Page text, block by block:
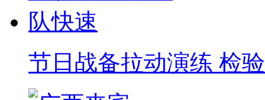
节日战备拉动演练 检